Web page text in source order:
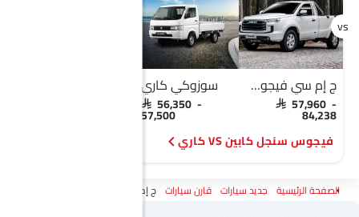
ج إم سي فيجوس سنجل كابين
SAR 57,960 -
84,238
سوزوكي كاري
SAR 56,350 -
57,500
فيجوس سنجل كابين VS كاري
الصفحة الرئيسية جديد سيارات قارن سيارات ج إم سي فيجوس Vs ج إم سي فيجوس سنجل كابين